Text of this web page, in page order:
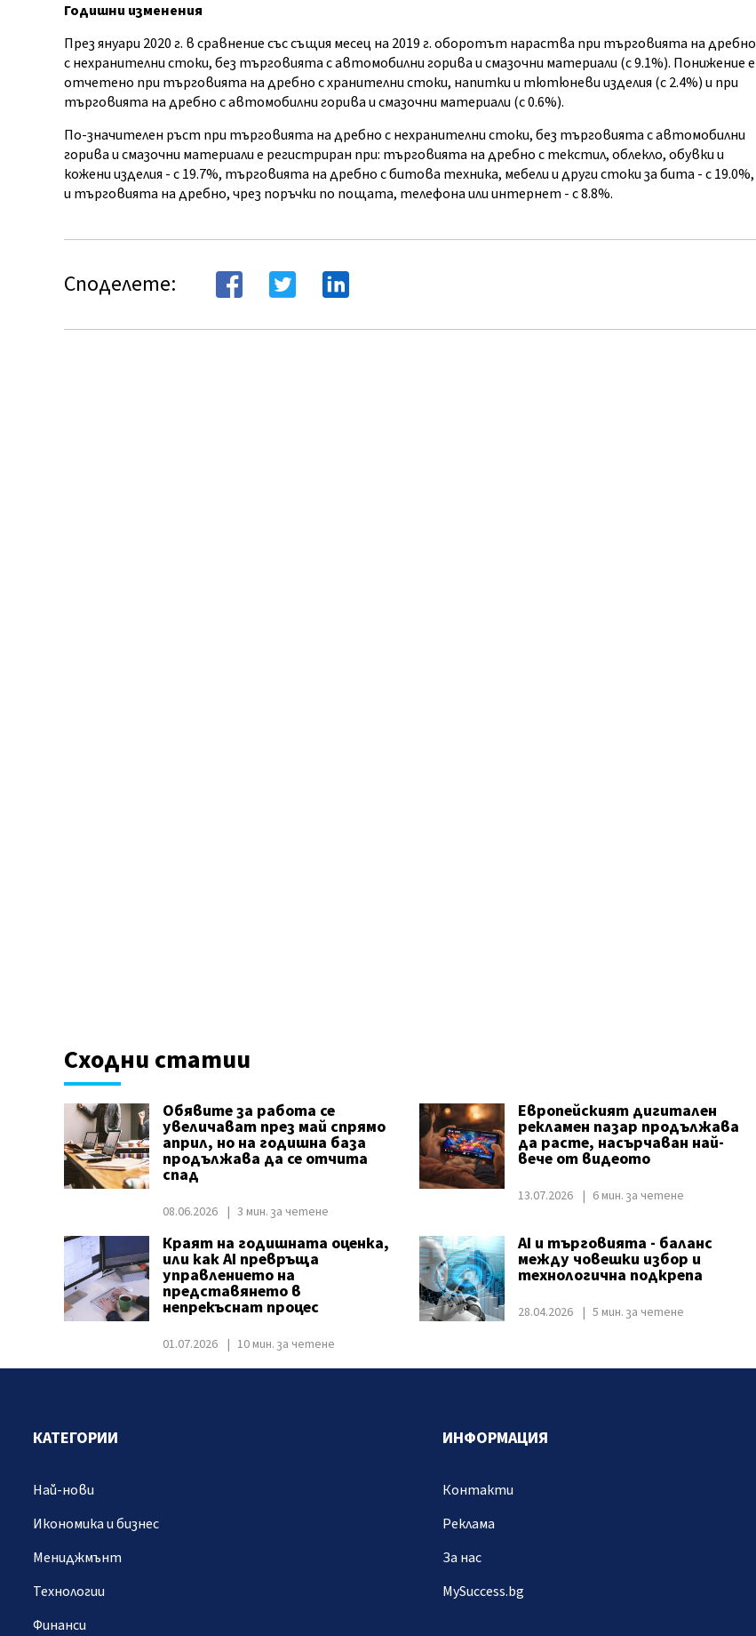
Годишни изменения
През януари 2020 г. в сравнение със същия месец на 2019 г. оборотът нараства при търговията на дребно
с нехранителни стоки, без търговията с автомобилни горива и смазочни материали (с 9.1%). Понижение е
отчетено при търговията на дребно с хранителни стоки, напитки и тютюневи изделия (с 2.4%) и при
търговията на дребно с автомобилни горива и смазочни материали (с 0.6%).
По-значителен ръст при търговията на дребно с нехранителни стоки, без търговията с автомобилни
горива и смазочни материали е регистриран при: търговията на дребно с текстил, облекло, обувки и
кожени изделия - с 19.7%, търговията на дребно с битова техника, мебели и други стоки за бита - с 19.0%,
и търговията на дребно, чрез поръчки по пощата, телефона или интернет - с 8.8%.
Споделете:
Сходни статии
Обявите за работа се
увеличават през май спрямо
април, но на годишна база
продължава да се отчита
спад
08.06.2026 3 мин. за четене
Европейският дигитален
рекламен пазар продължава
да расте, насърчаван най-
вече от видеото
13.07.2026 6 мин. за четене
Краят на годишната оценка,
или как AI превръща
управлението на
представянето в
непрекъснат процес
01.07.2026 10 мин. за четене
AI и търговията - баланс
между човешки избор и
технологична подкрепа
28.04.2026 5 мин. за четене
КАТЕГОРИИ
Най-нови
Икономика и бизнес
Мениджмънт
Технологии
Финанси
ИНФОРМАЦИЯ
Контакти
Реклама
За нас
MySuccess.bg